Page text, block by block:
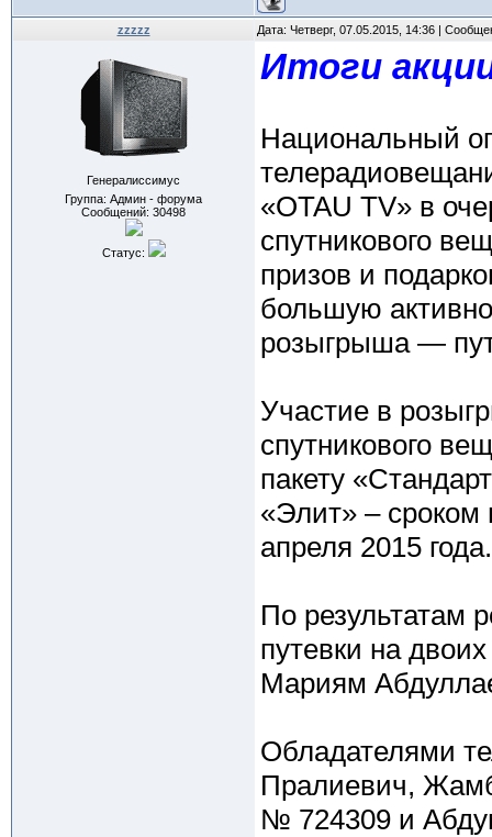
zzzzz Дата: Четверг, 07.05.2015, 14:36 |
Генералиссимус
Группа: Админ - форума
Сообщений: 30498
Статус:
Итоги
Национальный
«OTAU TV» в
спутникового
призов и
большую
розыгрыша —
Участие в
спутникового
пакету
«Элит» – сроком
апреля 2015 года.
По результатам
путевки на
Мариям
Обладателями
Пралиевич,
№ 724309 и